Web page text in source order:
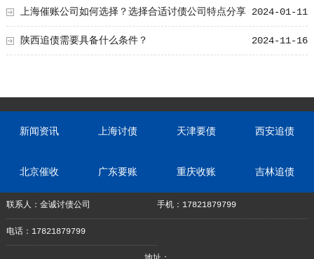
2024-01-11
上海催账公司如何选择？选择合适讨债公司特点分享
2024-11-16
陕西追债需要具备什么条件？
新闻资讯 上海讨债 天津要债 西安追债
北京催收 广东要账 重庆收账 吉林追债
联系人：金诚讨债公司 手机：17821879799
电话：17821879799